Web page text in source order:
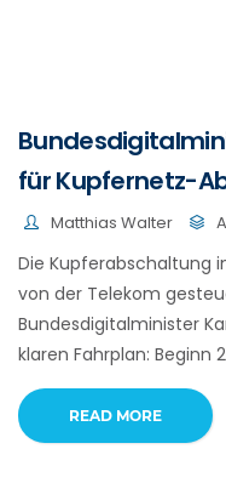
für Kupfernetz-
Matthias Walter
Die Kupferabschaltung
von der Telekom
Bundesdigitalminister
klaren Fahrplan: Beginn
READ MORE